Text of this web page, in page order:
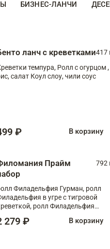
БИЗНЕС-ЛАНЧИ
ланч с креветками417
темпура, Ролл с огурцом ,
салат Коул слоу, чили соус
₽ В корзину
Прайм
792
Филадельфия Гурман, ролл
в угре с тигровой
ролл Филадельфия
279 ₽ В корзину